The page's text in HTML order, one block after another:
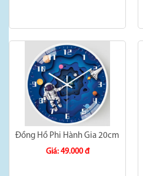
Đồng Hồ Phi Hành Gia 20cm
Giá: 49.000 đ